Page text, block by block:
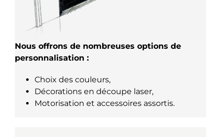
Nous offrons de nombreuses options de
personnalisation :
Choix des couleurs,
Décorations en découpe laser,
Motorisation et accessoires assortis.